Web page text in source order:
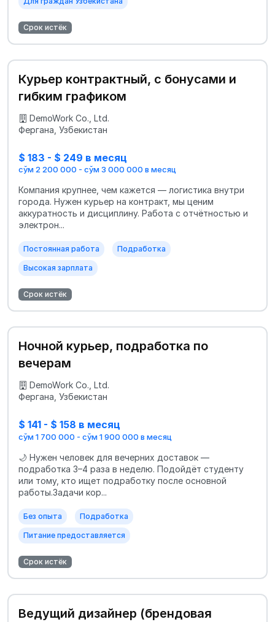
Срок истёк
Курьер контрактный, с бонусами и
гибким графиком
DemoWork Co., Ltd.
Фергана, Узбекистан
$ 183 - $ 249 в месяц
сўм 2 200 000 - сўм 3 000 000 в месяц
Компания крупнее, чем кажется — логистика внутри
города. Нужен курьер на контракт, мы ценим
аккуратность и дисциплину. Работа с отчётностью и
электрон...
Постоянная работа Подработка
Высокая зарплата
Срок истёк
Ночной курьер, подработка по
вечерам
DemoWork Co., Ltd.
Фергана, Узбекистан
$ 141 - $ 158 в месяц
сўм 1 700 000 - сўм 1 900 000 в месяц
🌙 Нужен человек для вечерних доставок —
подработка 3–4 раза в неделю. Подойдёт студенту
или тому, кто ищет подработку после основной
работы.Задачи кор...
Без опыта Подработка
Питание предоставляется
Срок истёк
Ведущий дизайнер (брендовая